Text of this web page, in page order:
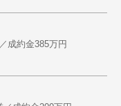
成約金385万円